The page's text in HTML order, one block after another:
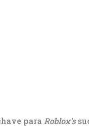
para Roblox's